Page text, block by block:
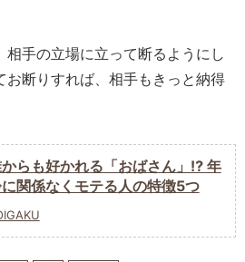
相手の立場に立って断るようにし
お断りすれば、相手もきっと納得
らも好かれる「おばさん」⁉ 年
関係なくモテる人の特徴5つ